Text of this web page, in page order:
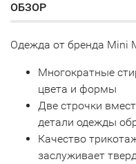
ОБЗОР
Одежда от бренда Mini
Многократные
цвета и формы
Две строчки
детали одежды
Качество
заслуживает